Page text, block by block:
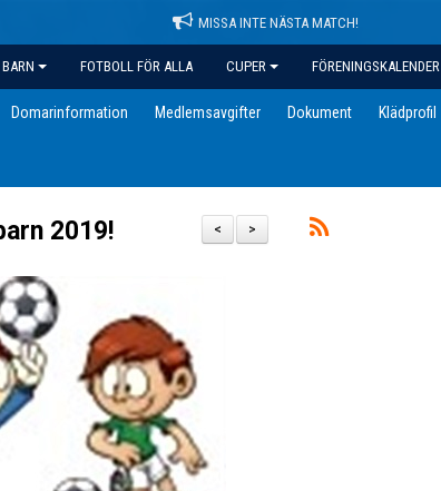
MISSA INTE NÄSTA MATCH!
BARN FOTBOLL FÖR ALLA CUPER FÖRENINGSKALENDER
Domarinformation Medlemsavgifter Dokument Klädprofil
>
<
2019!